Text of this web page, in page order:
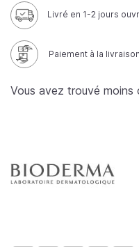
Livré en 1-2 jours
Paiement à la livraison
Vous avez trouvé moins